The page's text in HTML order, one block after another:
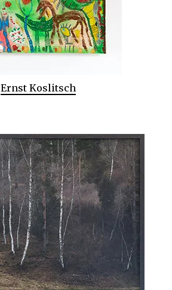
Ernst Koslitsch